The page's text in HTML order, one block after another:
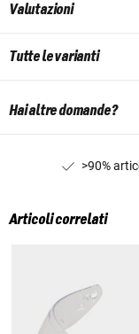
Valutazioni
Tutte le varianti
Hai altre domande?
>90%
Articoli correlati